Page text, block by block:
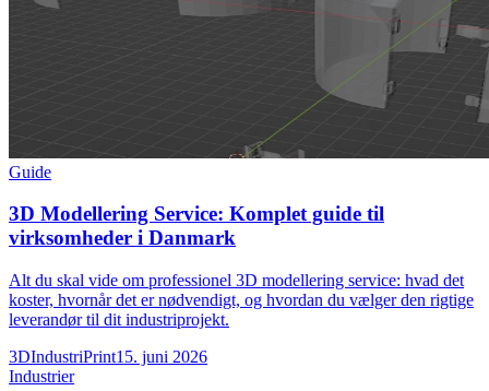
Guide
3D Modellering Service: Komplet guide til
virksomheder i Danmark
Alt du skal vide om professionel 3D modellering service: hvad det
koster, hvornår det er nødvendigt, og hvordan du vælger den rigtige
leverandør til dit industriprojekt.
3DIndustriPrint15. juni 2026
Industrier